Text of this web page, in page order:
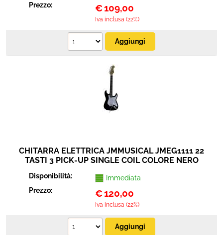
Prezzo:
€109,00
Iva inclusa (22%)
CHITARRA ELETTRICA JMMUSICAL JMEG1111 22
TASTI 3 PICK-UP SINGLE COIL COLORE NERO
Disponibilità:
Immediata
Prezzo:
€120,00
Iva inclusa (22%)